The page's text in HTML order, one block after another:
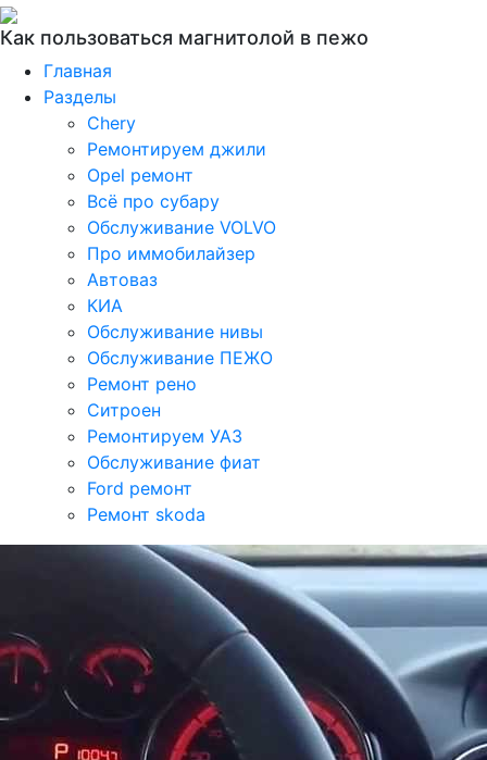
Как пользоваться магнитолой в пежо
Главная
Разделы
Chery
Ремонтируем джили
Opel ремонт
Всё про субару
Обслуживание VOLVO
Про иммобилайзер
Автоваз
КИА
Обслуживание нивы
Обслуживание ПЕЖО
Ремонт рено
Ситроен
Ремонтируем УАЗ
Обслуживание фиат
Ford ремонт
Ремонт skoda